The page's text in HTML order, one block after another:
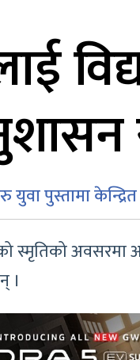
युवा पुस्तामा
अवसरमा
।